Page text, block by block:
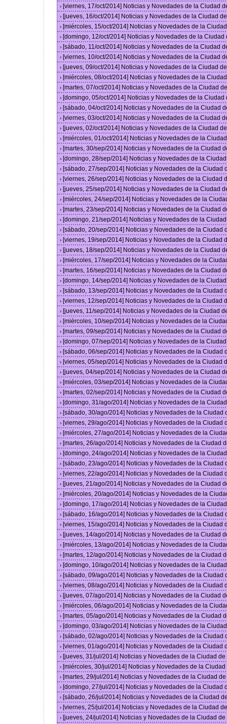
› [viernes, 17/oct/2014] Noticias y Novedades de la Ciudad
› [jueves, 16/oct/2014] Noticias y Novedades de la Ciudad
› [miércoles, 15/oct/2014] Noticias y Novedades de la
› [domingo, 12/oct/2014] Noticias y Novedades de la
› [sábado, 11/oct/2014] Noticias y Novedades de la Ciudad
› [viernes, 10/oct/2014] Noticias y Novedades de la Ciudad
› [jueves, 09/oct/2014] Noticias y Novedades de la Ciudad
› [miércoles, 08/oct/2014] Noticias y Novedades de la
› [martes, 07/oct/2014] Noticias y Novedades de la Ciudad
› [domingo, 05/oct/2014] Noticias y Novedades de la
› [sábado, 04/oct/2014] Noticias y Novedades de la Ciudad
› [viernes, 03/oct/2014] Noticias y Novedades de la Ciudad
› [jueves, 02/oct/2014] Noticias y Novedades de la Ciudad
› [miércoles, 01/oct/2014] Noticias y Novedades de la
› [martes, 30/sep/2014] Noticias y Novedades de la Ciudad
› [domingo, 28/sep/2014] Noticias y Novedades de la
› [sábado, 27/sep/2014] Noticias y Novedades de la Ciudad
› [viernes, 26/sep/2014] Noticias y Novedades de la Ciudad
› [jueves, 25/sep/2014] Noticias y Novedades de la Ciudad
› [miércoles, 24/sep/2014] Noticias y Novedades de la
› [martes, 23/sep/2014] Noticias y Novedades de la Ciudad
› [domingo, 21/sep/2014] Noticias y Novedades de la
› [sábado, 20/sep/2014] Noticias y Novedades de la Ciudad
› [viernes, 19/sep/2014] Noticias y Novedades de la Ciudad
› [jueves, 18/sep/2014] Noticias y Novedades de la Ciudad
› [miércoles, 17/sep/2014] Noticias y Novedades de la
› [martes, 16/sep/2014] Noticias y Novedades de la Ciudad
› [domingo, 14/sep/2014] Noticias y Novedades de la
› [sábado, 13/sep/2014] Noticias y Novedades de la Ciudad
› [viernes, 12/sep/2014] Noticias y Novedades de la Ciudad
› [jueves, 11/sep/2014] Noticias y Novedades de la Ciudad
› [miércoles, 10/sep/2014] Noticias y Novedades de la
› [martes, 09/sep/2014] Noticias y Novedades de la Ciudad
› [domingo, 07/sep/2014] Noticias y Novedades de la
› [sábado, 06/sep/2014] Noticias y Novedades de la Ciudad
› [viernes, 05/sep/2014] Noticias y Novedades de la Ciudad
› [jueves, 04/sep/2014] Noticias y Novedades de la Ciudad
› [miércoles, 03/sep/2014] Noticias y Novedades de la
› [martes, 02/sep/2014] Noticias y Novedades de la Ciudad
› [domingo, 31/ago/2014] Noticias y Novedades de la
› [sábado, 30/ago/2014] Noticias y Novedades de la Ciudad
› [viernes, 29/ago/2014] Noticias y Novedades de la Ciudad
› [miércoles, 27/ago/2014] Noticias y Novedades de la
› [martes, 26/ago/2014] Noticias y Novedades de la Ciudad
› [domingo, 24/ago/2014] Noticias y Novedades de la
› [sábado, 23/ago/2014] Noticias y Novedades de la Ciudad
› [viernes, 22/ago/2014] Noticias y Novedades de la Ciudad
› [jueves, 21/ago/2014] Noticias y Novedades de la Ciudad
› [miércoles, 20/ago/2014] Noticias y Novedades de la
› [domingo, 17/ago/2014] Noticias y Novedades de la
› [sábado, 16/ago/2014] Noticias y Novedades de la Ciudad
› [viernes, 15/ago/2014] Noticias y Novedades de la Ciudad
› [jueves, 14/ago/2014] Noticias y Novedades de la Ciudad
› [miércoles, 13/ago/2014] Noticias y Novedades de la
› [martes, 12/ago/2014] Noticias y Novedades de la Ciudad
› [domingo, 10/ago/2014] Noticias y Novedades de la
› [sábado, 09/ago/2014] Noticias y Novedades de la Ciudad
› [viernes, 08/ago/2014] Noticias y Novedades de la Ciudad
› [jueves, 07/ago/2014] Noticias y Novedades de la Ciudad
› [miércoles, 06/ago/2014] Noticias y Novedades de la
› [martes, 05/ago/2014] Noticias y Novedades de la Ciudad
› [domingo, 03/ago/2014] Noticias y Novedades de la
› [sábado, 02/ago/2014] Noticias y Novedades de la Ciudad
› [viernes, 01/ago/2014] Noticias y Novedades de la Ciudad
› [jueves, 31/jul/2014] Noticias y Novedades de la Ciudad
› [miércoles, 30/jul/2014] Noticias y Novedades de la
› [martes, 29/jul/2014] Noticias y Novedades de la Ciudad
› [domingo, 27/jul/2014] Noticias y Novedades de la Ciudad
› [sábado, 26/jul/2014] Noticias y Novedades de la Ciudad
› [viernes, 25/jul/2014] Noticias y Novedades de la Ciudad
› [jueves, 24/jul/2014] Noticias y Novedades de la Ciudad